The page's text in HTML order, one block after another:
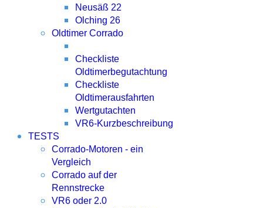
Neusäß 22
Olching 26
Oldtimer Corrado
Checkliste
Oldtimerbegutachtung
Checkliste
Oldtimerausfahrten
Wertgutachten
VR6-Kurzbeschreibung
TESTS
Corrado-Motoren - ein
Vergleich
Corrado auf der
Rennstrecke
VR6 oder 2.0